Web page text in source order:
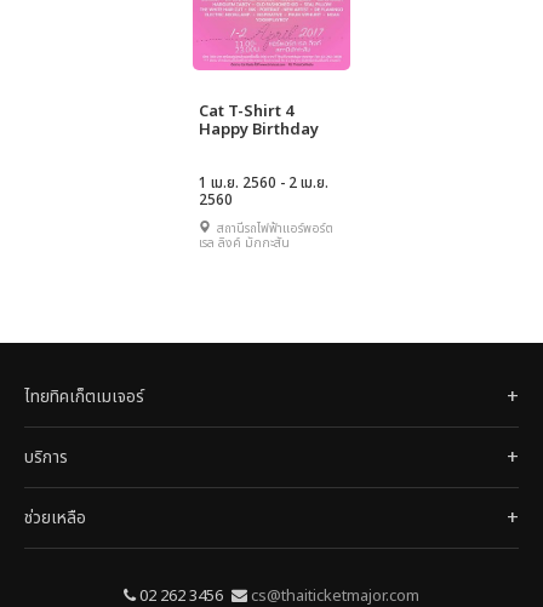
Cat T-Shirt 4
Happy Birthday
1 เม.ย. 2560 - 2 เม.ย.
2560
สถานีรถไฟฟ้าแอร์พอร์ต
เรล ลิงค์ มักกะสัน
ไทยทิคเก็ตเมเจอร์
บริการ
ช่วยเหลือ
02 262 3456 cs@thaiticketmajor.com